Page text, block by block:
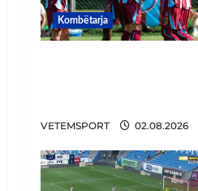
Kombëtarja
VETEMSPORT 02.08.2026